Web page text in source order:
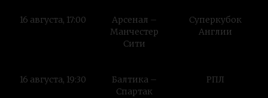
16 августа, 17:00
Арсенал –
Манчестер
Сити
Суперкубок
Англии
16 августа, 19:30
Балтика –
Спартак
РПЛ